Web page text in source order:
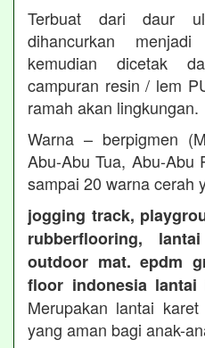
Terbuat dari daur
dihancurkan
kemudian dicetak
campuran resin / lem
ramah akan lingkungan.
Warna – berpigmen
Abu-Abu Tua, Abu-Abu
sampai 20 warna cerah
jogging track,
rubberflooring,
outdoor mat. epdm
floor indonesia lantai
Merupakan lantai
yang aman bagi anak-